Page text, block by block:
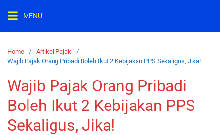
MENU
Home
Artikel Pajak
Wajib Pajak Orang Pribadi Boleh Ikut 2 Kebijakan PPS Sekaligus, Jika!
Wajib Pajak Orang Pribadi
Boleh Ikut 2 Kebijakan PPS
Sekaligus, Jika!